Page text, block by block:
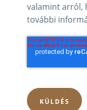
valamint arról,
további